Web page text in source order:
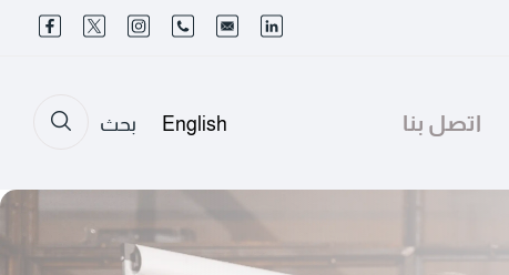
اتصل بنا English بحث